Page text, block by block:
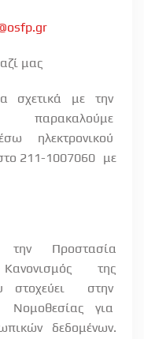
μας
σχετικά με
την
παρακαλούμε
ηλεκτρονικού
211-1007060 με
την
Προστασία
της
στοχεύει
στην
Νομοθεσίας
για
δεδομένων.